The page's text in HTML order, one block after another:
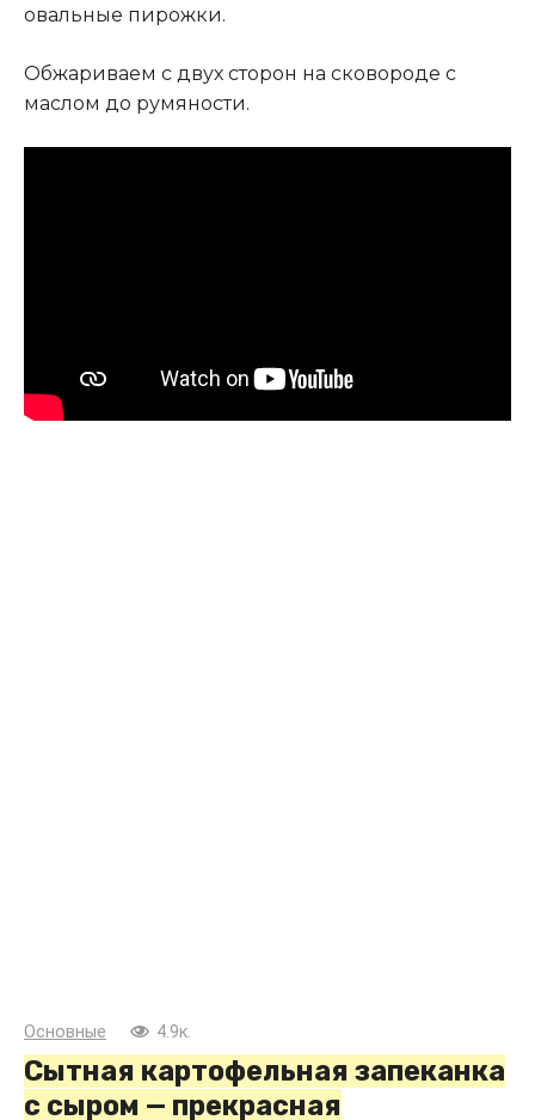
овальные пирожки.
Обжариваем с двух сторон на сковороде с
маслом до румяности.
Основные 4.9к.
Сытная картофельная запеканка
с сыром — прекрасная